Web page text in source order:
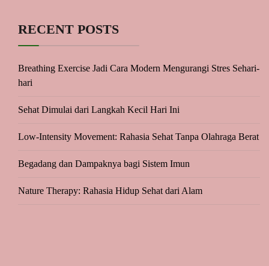
RECENT POSTS
Breathing Exercise Jadi Cara Modern Mengurangi Stres Sehari-
hari
Sehat Dimulai dari Langkah Kecil Hari Ini
Low-Intensity Movement: Rahasia Sehat Tanpa Olahraga Berat
Begadang dan Dampaknya bagi Sistem Imun
Nature Therapy: Rahasia Hidup Sehat dari Alam